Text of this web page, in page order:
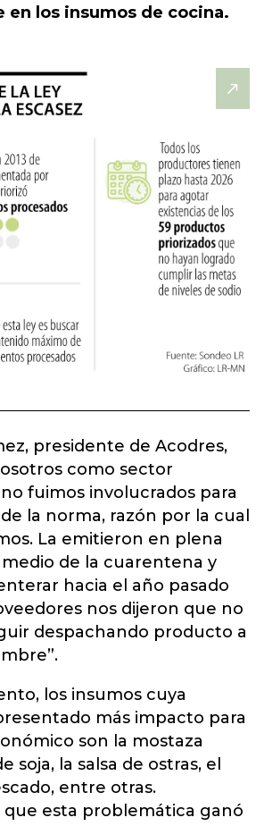
en los insumos de cocina.
presidente de Acodres,
como sector
fuimos involucrados para
la norma, razón por la cual
La emitieron en plena
de la cuarentena y
hacia el año pasado
nos dijeron que no
despachando producto a
los insumos cuya
más impacto para
son la mostaza
soja, la salsa de ostras, el
entre otras.
que esta problemática ganó